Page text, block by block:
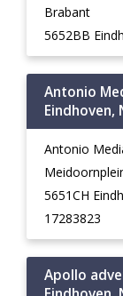
Brabant
5652BB
Antonio
Eindhoven,
Antonio
5651CH
17283823
Apollo